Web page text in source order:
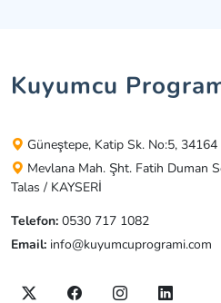
Kuyumcu
Güneştepe, Katip Sk. No:5,
Mevlana Mah. Şht. Fatih Duman
Talas / KAYSERİ
Telefon: 0530 717 1082
Email: info@kuyumcuprogrami.com